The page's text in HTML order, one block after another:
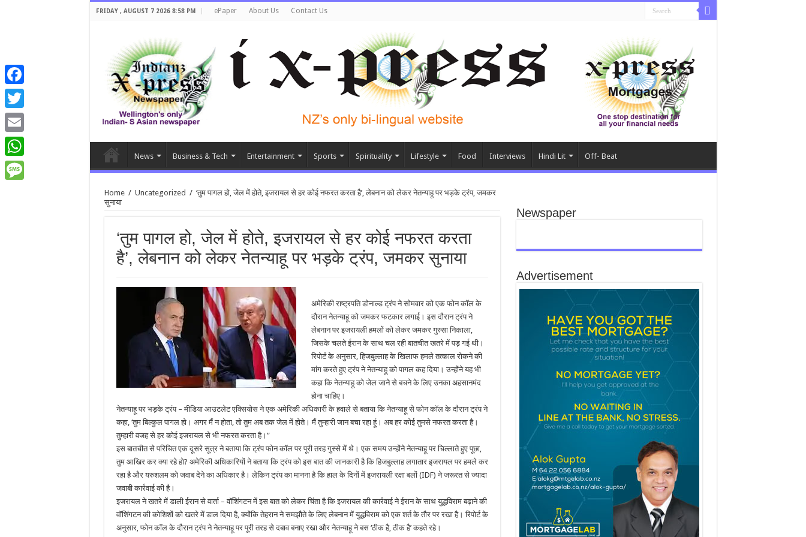
FRIDAY , AUGUST 7 2026 8:58 PM ePaper About Us Contact Us
News Business & Tech Entertainment Sports Spirituality Lifestyle Food Interviews Hindi Lit Off- Beat
Home / Uncategorized / ‘तुम पागल हो, जेल में होते, इजरायल से हर कोई नफरत करता है’, लेबनान को लेकर नेतन्याहू पर भड़के ट्रंप, जमकर
सुनाया
‘तुम पागल हो, जेल में होते, इजरायल से हर कोई नफरत करता
है’, लेबनान को लेकर नेतन्याहू पर भड़के ट्रंप, जमकर सुनाया
अमेरिकी राष्ट्रपति डोनाल्ड ट्रंप ने सोमवार को एक फोन कॉल के
दौरान नेतन्याहू को जमकर फटकार लगाई। इस दौरान ट्रंप ने
लेबनान पर इजरायली हमलों को लेकर जमकर गुस्सा निकाला,
जिसके चलते ईरान के साथ चल रही बातचीत खतरे में पड़ गई थी।
रिपोर्ट के अनुसार, हिजबुल्लाह के खिलाफ हमले तत्काल रोकने की
मांग करते हुए ट्रंप ने नेतन्याहू को पागल कह दिया। उन्होंने यह भी
कहा कि नेतन्याहू को जेल जाने से बचने के लिए उनका अहसानमंद
होना चाहिए।
नेतन्याहू पर भड़के ट्रंप – मीडिया आउटलेट एक्सियोस ने एक अमेरिकी अधिकारी के हवाले से बताया कि नेतन्याहू से फोन कॉल के दौरान ट्रंप ने
कहा, ‘तुम बिल्कुल पागल हो। अगर मैं न होता, तो तुम अब तक जेल में होते। मैं तुम्हारी जान बचा रहा हूं। अब हर कोई तुमसे नफरत करता है।
तुम्हारी वजह से हर कोई इजरायल से भी नफरत करता है।”
इस बातचीत से परिचित एक दूसरे सूत्र ने बताया कि ट्रंप फोन कॉल पर पूरी तरह गुस्से में थे। एक समय उन्होंने नेतन्याहू पर चिल्लाते हुए पूछा,
तुम आखिर कर क्या रहे हो? अमेरिकी अधिकारियों ने बताया कि ट्रंप को इस बात की जानकारी है कि हिजबुल्लाह लगातार इजरायल पर हमले कर
रहा है और यरुशलम को जवाब देने का अधिकार है। लेकिन ट्रंप का मानना है कि हाल के दिनों में इजरायली रक्षा बलों (IDF) ने जरूरत से ज्यादा
जवाबी कार्रवाई की है।
इजरायल ने खतरे में डाली ईरान से वार्ता – वॉशिंगटन में इस बात को लेकर चिंता है कि इजरायल की कार्रवाई ने ईरान के साथ युद्धविराम बढ़ाने की
वॉशिंगटन की कोशिशों को खतरे में डाल दिया है, क्योंकि तेहरान ने समझौते के लिए लेबनान में युद्धविराम को एक शर्त के तौर पर रखा है। रिपोर्ट के
अनुसार, फोन कॉल के दौरान ट्रंप ने नेतन्याहू पर पूरी तरह से दबाव बनाए रखा और नेतन्याहू ने बस ‘ठीक है, ठीक है’ कहते रहे।
Newspaper
Advertisement
Facebook
Twitter
Email
WhatsApp